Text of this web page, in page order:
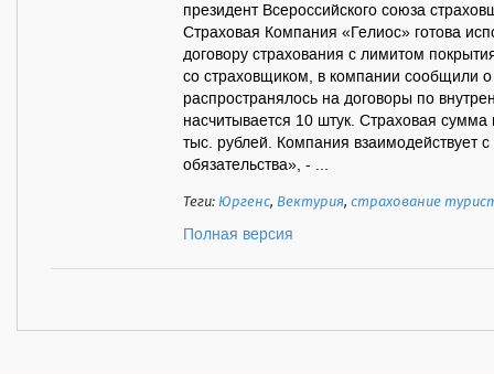
президент Всероссийского союза
Страховая Компания «Гелиос» готова
договору страхования с лимитом
со страховщиком, в компании сообщили
распространялось на договоры по
насчитывается 10 штук. Страховая
тыс. рублей. Компания взаимодействует
обязательства», - ...
Теги:Юргенс, Вектурия,страхование
Полная версия